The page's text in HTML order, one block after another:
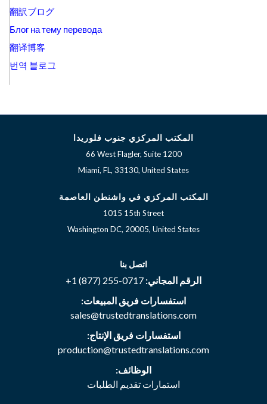
翻訳ブログ
Блог на тему перевода
翻译博客
번역 블로그
المكتب المركزي جنوب فلوريدا
66 West Flagler, Suite 1200
Miami, FL, 33130, United States
المكتب المركزي في واشنطن العاصمة
1015 15th Street
Washington DC, 20005, United States
اتصل بنا
الرقم المجاني: +1 (877) 255-0717
استفسارات فريق المبيعات:
sales@trustedtranslations.com
استفسارات فريق الإنتاج:
production@trustedtranslations.com
الوظائف:
استمارات تقديم الطلبات